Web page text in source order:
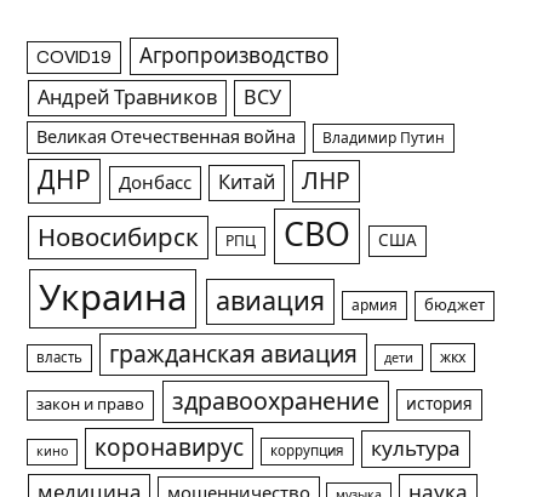
COVID19 Агропроизводство
Андрей Травников ВСУ
Великая Отечественная война Владимир Путин
ДНР Донбасс Китай ЛНР
Новосибирск РПЦ СВО США
Украина авиация армия бюджет
власть гражданская авиация дети жкх
закон и право здравоохранение история
кино коронавирус коррупция
культура